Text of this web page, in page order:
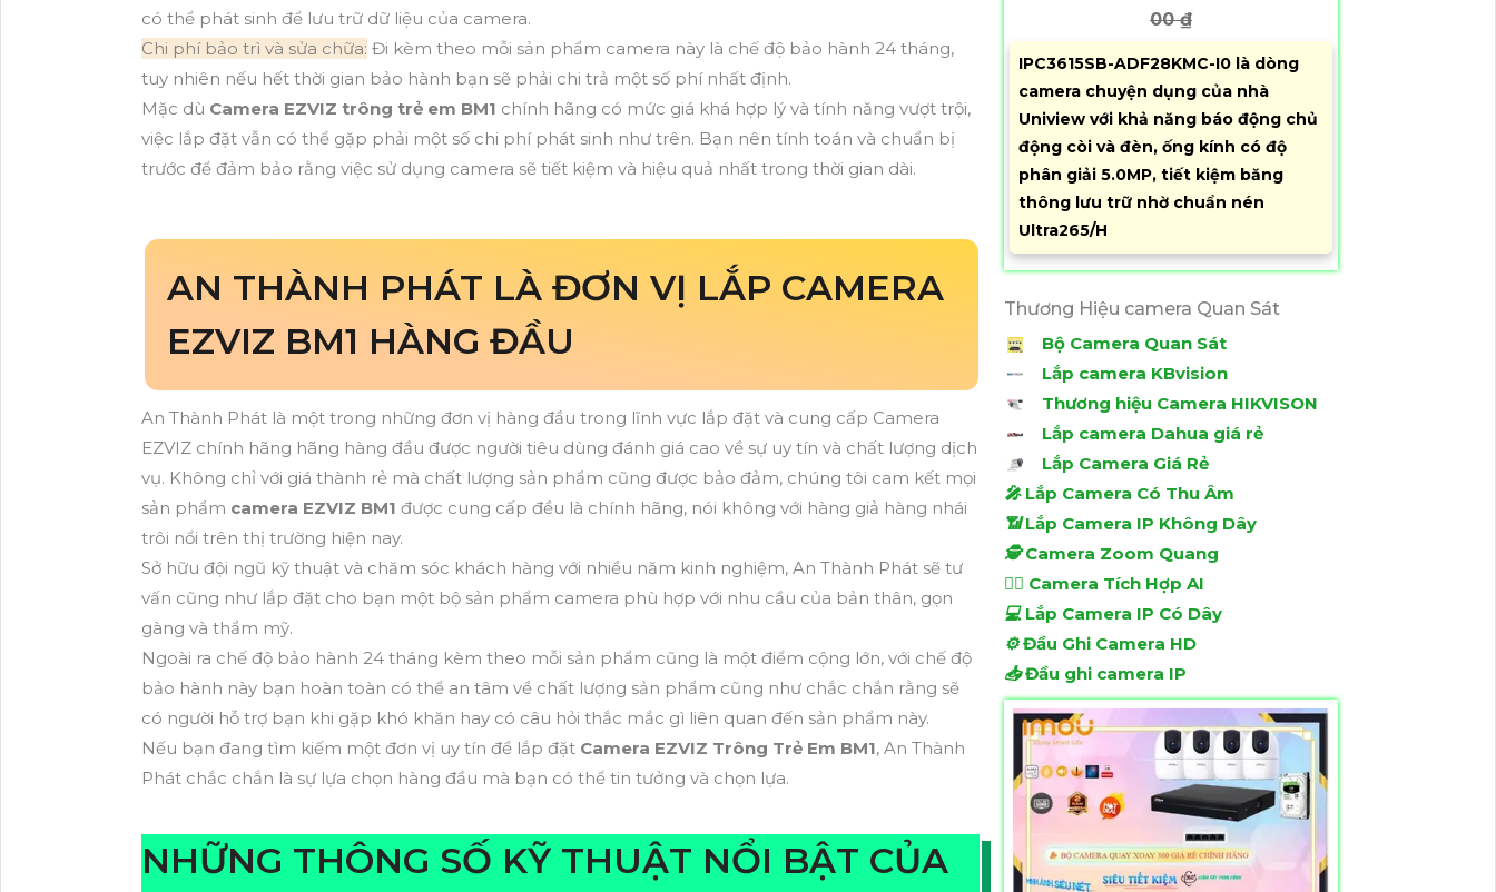
có thể phát sinh để lưu trữ dữ liệu của camera.
Chi phí bảo trì và sửa chữa: Đi kèm theo mỗi sản phẩm camera này là chế độ bảo hành 24 tháng,
tuy nhiên nếu hết thời gian bảo hành bạn sẽ phải chi trả một số phí nhất định.
Mặc dù Camera EZVIZ trông trẻ em BM1 chính hãng có mức giá khá hợp lý và tính năng vượt trội,
việc lắp đặt vẫn có thể gặp phải một số chi phí phát sinh như trên. Bạn nên tính toán và chuẩn bị
trước để đảm bảo rằng việc sử dụng camera sẽ tiết kiệm và hiệu quả nhất trong thời gian dài.
AN THÀNH PHÁT LÀ ĐƠN VỊ LẮP CAMERA
EZVIZ BM1 HÀNG ĐẦU
An Thành Phát là một trong những đơn vị hàng đầu trong lĩnh vực lắp đặt và cung cấp Camera
EZVIZ chính hãng hãng hàng đầu được người tiêu dùng đánh giá cao về sự uy tín và chất lượng dịch
vụ. Không chỉ với giá thành rẻ mà chất lượng sản phẩm cũng được bảo đảm, chúng tôi cam kết mọi
sản phẩm camera EZVIZ BM1 được cung cấp đều là chính hãng, nói không với hàng giả hàng nhái
trôi nổi trên thị trường hiện nay.
Sở hữu đội ngũ kỹ thuật và chăm sóc khách hàng với nhiều năm kinh nghiệm, An Thành Phát sẽ tư
vấn cũng như lắp đặt cho bạn một bộ sản phẩm camera phù hợp với nhu cầu của bản thân, gọn
gàng và thẩm mỹ.
Ngoài ra chế độ bảo hành 24 tháng kèm theo mỗi sản phẩm cũng là một điểm cộng lớn, với chế độ
bảo hành này bạn hoàn toàn có thể an tâm về chất lượng sản phẩm cũng như chắc chắn rằng sẽ
có người hỗ trợ bạn khi gặp khó khăn hay có câu hỏi thắc mắc gì liên quan đến sản phẩm này.
Nếu bạn đang tìm kiếm một đơn vị uy tín để lắp đặt Camera EZVIZ Trông Trẻ Em BM1, An Thành
Phát chắc chắn là sự lựa chọn hàng đầu mà bạn có thể tin tưởng và chọn lựa.
NHỮNG THÔNG SỐ KỸ THUẬT NỔI BẬT CỦA
00 ₫
IPC3615SB-ADF28KMC-I0 là dòng
camera chuyện dụng của nhà
Uniview với khả năng báo động chủ
động còi và đèn, ống kính có độ
phân giải 5.0MP, tiết kiệm băng
thông lưu trữ nhờ chuẩn nén
Ultra265/H
Thương Hiệu camera Quan Sát
Bộ Camera Quan Sát
Lắp camera KBvision
Thương hiệu Camera HIKVISON
Lắp camera Dahua giá rẻ
Lắp Camera Giá Rẻ
️🎤️ Lắp Camera Có Thu Âm
📶Lắp Camera IP Không Dây
🕵️Camera Zoom Quang
🧛‍♀️ Camera Tích Hợp AI
💻Lắp Camera IP Có Dây
⚙️Đầu Ghi Camera HD
📥Đầu ghi camera IP